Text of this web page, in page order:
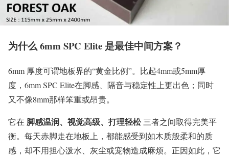
为什么 6mm SPC Elite 是最佳中间方案？
6mm 厚度可谓地板界的“黄金比例”。比起4mm或5mm厚
度，6mm SPC Elite在脚感、隔音与稳定性上更出色；同时
又不像8mm那样笨重或昂贵。
它在 脚感温润、视觉高级、打理轻松三者之间取得完美平
衡。每天赤脚走在地板上，都能感受到如木质般柔和的质
感，却不用担心泼水、灰尘或宠物造成麻烦。正因如此，它